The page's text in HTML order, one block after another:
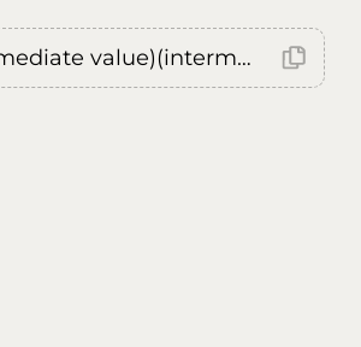
Error: (intermediate value)(intermediate value)(intermediate value).replaceAll is not a function